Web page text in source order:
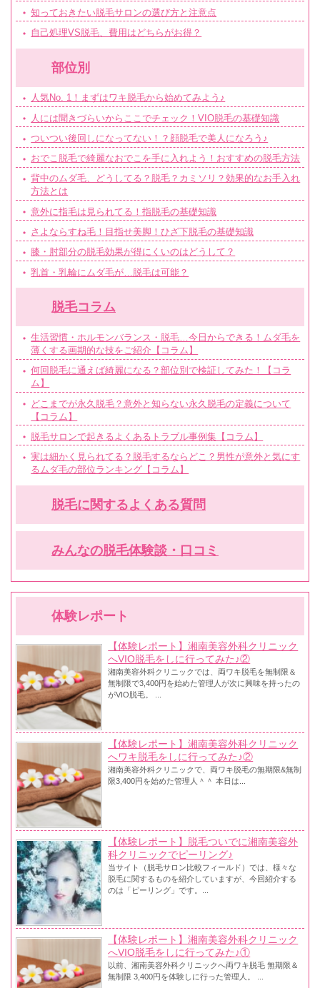
知っておきたい脱毛サロンの選び方と注意点
自己処理VS脱毛、費用はどちらがお得？
部位別
人気No. 1！まずはワキ脱毛から始めてみよう♪
人には聞きづらいからここでチェック！VIO脱毛の基礎知識
ついつい後回しになってない！？顔脱毛で美人になろう♪
おでこ脱毛で綺麗なおでこを手に入れよう！おすすめの脱毛方法
背中のムダ毛、どうしてる？脱毛？カミソリ？効果的なお手入れ
方法とは
意外に指毛は見られてる！指脱毛の基礎知識
さよならすね毛！目指せ美脚！ひざ下脱毛の基礎知識
膝・肘部分の脱毛効果が得にくいのはどうして？
乳首・乳輪にムダ毛が…脱毛は可能？
脱毛コラム
生活習慣・ホルモンバランス・脱毛…今日からできる！ムダ毛を
薄くする画期的な技をご紹介【コラム】
何回脱毛に通えば綺麗になる？部位別で検証してみた！【コラ
ム】
どこまでが永久脱毛？意外と知らない永久脱毛の定義について
【コラム】
脱毛サロンで起きるよくあるトラブル事例集【コラム】
実は細かく見られてる？脱毛するならどこ？男性が意外と気にす
るムダ毛の部位ランキング【コラム】
脱毛に関するよくある質問
みんなの脱毛体験談・口コミ
体験レポート
【体験レポート】湘南美容外科クリニック
へVIO脱毛をしに行ってみた♪②
湘南美容外科クリニックでは、両ワキ脱毛を無制限＆
無制限で3,400円を始めた管理人が次に興味を持ったの
がVIO脱毛。 ...
【体験レポート】湘南美容外科クリニック
へワキ脱毛をしに行ってみた♪②
湘南美容外科クリニックで、両ワキ脱毛の無期限&無制
限3,400円を始めた管理人＾＾ 本日は...
【体験レポート】脱毛ついでに湘南美容外
科クリニックでピーリング♪
当サイト（脱毛サロン比較フィールド）では、様々な
脱毛に関するものを紹介していますが、今回紹介する
のは「ピーリング」です。...
【体験レポート】湘南美容外科クリニック
へVIO脱毛をしに行ってみた♪①
以前、湘南美容外科クリニックへ両ワキ脱毛 無期限＆
無制限 3,400円を体験しに行った管理人。 ...